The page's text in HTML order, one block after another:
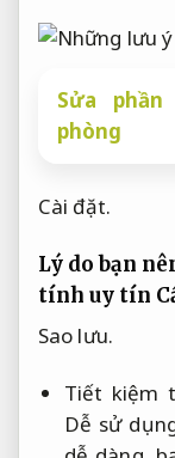
Sửa
phòng
Cài đặt.
Lý do bạn
tính uy tín
Sao lưu.
Tiết kiệm
Dễ sử